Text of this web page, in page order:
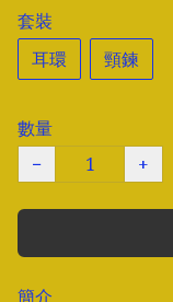
套裝
耳環
頸鍊
數量
−
+
簡介